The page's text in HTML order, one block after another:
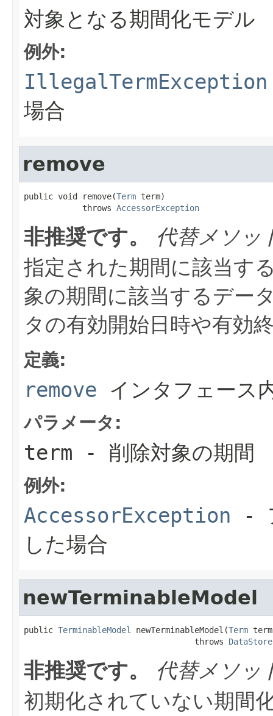
対象となる期間化モデル
例外:
IllegalTermException
場合
remove
public void remove(Term term)
            throws
AccessorException
非推奨です。
代替メソッ
指定された期間に該当す
象の期間に該当するデー
タの有効開始日時や有効
定義:
remove インタフェース
パラメータ:
term - 削除対象の期間
例外:
AccessorException -
した場合
newTerminableModel
public TerminableModel newTerminableModel(Term
                                   throws
非推奨です。
代替メソッ
初期化されていない期間